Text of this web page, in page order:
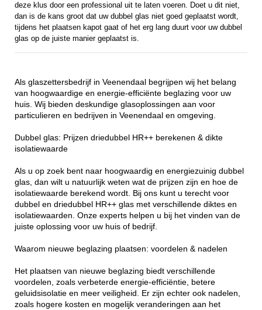
deze klus door een professional uit te laten voeren. Doet u dit niet,
dan is de kans groot dat uw dubbel glas niet goed geplaatst wordt,
tijdens het plaatsen kapot gaat of het erg lang duurt voor uw dubbel
glas op de juiste manier geplaatst is.
Als glaszettersbedrijf in Veenendaal begrijpen wij het belang
van hoogwaardige en energie-efficiënte beglazing voor uw
huis. Wij bieden deskundige glasoplossingen aan voor
particulieren en bedrijven in Veenendaal en omgeving.
Dubbel glas: Prijzen driedubbel HR++ berekenen & dikte
isolatiewaarde
Als u op zoek bent naar hoogwaardig en energiezuinig dubbel
glas, dan wilt u natuurlijk weten wat de prijzen zijn en hoe de
isolatiewaarde berekend wordt. Bij ons kunt u terecht voor
dubbel en driedubbel HR++ glas met verschillende diktes en
isolatiewaarden. Onze experts helpen u bij het vinden van de
juiste oplossing voor uw huis of bedrijf.
Waarom nieuwe beglazing plaatsen: voordelen & nadelen
Het plaatsen van nieuwe beglazing biedt verschillende
voordelen, zoals verbeterde energie-efficiëntie, betere
geluidsisolatie en meer veiligheid. Er zijn echter ook nadelen,
zoals hogere kosten en mogelijk veranderingen aan het